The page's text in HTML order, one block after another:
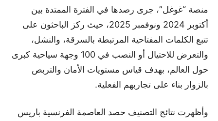
منصة “غوغل”، جرى رصدها في الفترة الممتدة بين
أكتوبر 2024 ونوفمبر 2025، حيث ركز الباحثون على
تتبع الكلمات المفتاحية المرتبطة بالسرقة، والنشل،
والتعرض للاحتيال أو النصب في 100 وجهة سياحية كبرى
حول العالم، بهدف قياس مستويات الأمان والتربص
بالزوار بناء على تجاربهم الفعلية.
وأظهرت نتائج التصنيف حصد العاصمة الفرنسية باريس